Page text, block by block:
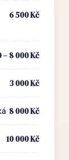
6 500 Kč
– 8 000 Kč
3 000 Kč
8 000 Kč
10 000 Kč